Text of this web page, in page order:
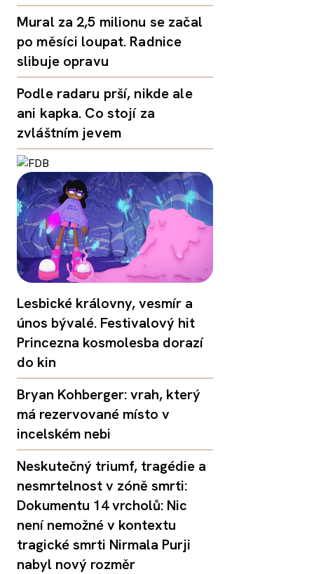
Mural za 2,5 milionu se začal
po měsíci loupat. Radnice
slibuje opravu
Podle radaru prší, nikde ale
ani kapka. Co stojí za
zvláštním jevem
Lesbické královny, vesmír a
únos bývalé. Festivalový hit
Princezna kosmolesba dorazí
do kin
Bryan Kohberger: vrah, který
má rezervované místo v
incelském nebi
Neskutečný triumf, tragédie a
nesmrtelnost v zóně smrti:
Dokumentu 14 vrcholů: Nic
není nemožné v kontextu
tragické smrti Nirmala Purji
nabyl nový rozměr